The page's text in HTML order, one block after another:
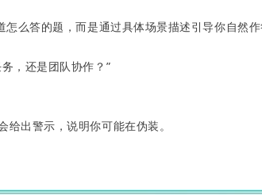
么答的题，而是通过具体场景描述引导你自然
，还是团队协作？”
出警示，说明你可能在伪装。